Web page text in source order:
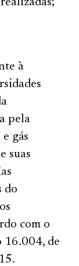
à
pela
gás
suas
do
com o
16.004, de